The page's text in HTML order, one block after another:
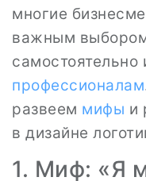
многие
важным
самостоятельно
профессионалам
развеем мифы и
в дизайне
1. Миф: «Я